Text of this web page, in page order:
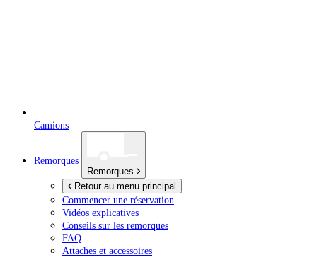
Camions
Remorques
Remorques
Retour au menu principal
Commencer une réservation
Vidéos explicatives
Conseils sur les remorques
FAQ
Attaches et accessoires